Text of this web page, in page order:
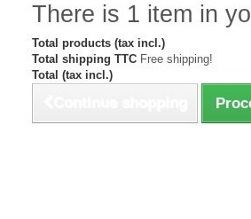
There is 1 item in
Total products (tax incl.)
Total shipping TTC Free shipping!
Total (tax incl.)